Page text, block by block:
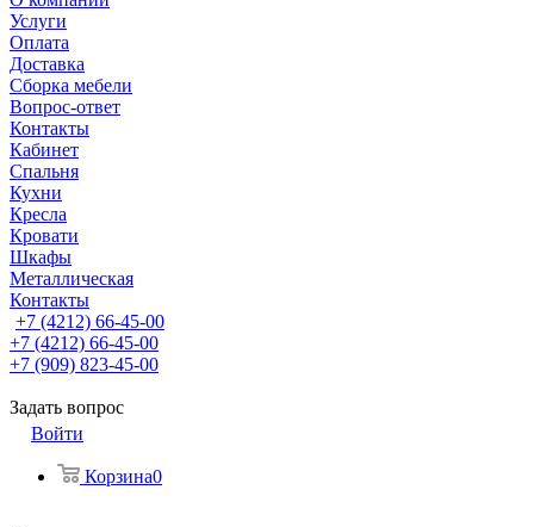
Услуги
Оплата
Доставка
Сборка мебели
Вопрос-ответ
Контакты
Кабинет
Спальня
Кухни
Кресла
Кровати
Шкафы
Металлическая
Контакты
+7 (4212) 66-45-00
+7 (4212) 66-45-00
+7 (909) 823-45-00
Задать вопрос
Войти
Корзина0